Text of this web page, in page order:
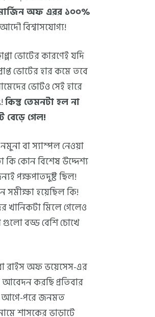
মার্জিন অফ এরর ১০০%
বিশ্বাসযোগ্য!
ভোটের কারণেই যদি
ভোটের হার কমে তবে
ভোটও সেই হারে
কিন্তু তেমনটা হল না
বেড়ে গেল!
বা স্যাম্পল নেওয়া
কি কোন বিশেষ উদ্দেশ্য
পক্ষপাতদুষ্ট ছিল!
হয়েছিল কি!
খানিকটা মিলে গেলেও
বড্ড বেশি চোখে
রাইস অফ ভয়েসেস-এর
করছি প্রতিবার
আগে-পরে জনমত
শাসকের ভাড়াটে